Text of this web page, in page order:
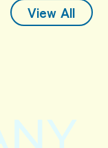
View All